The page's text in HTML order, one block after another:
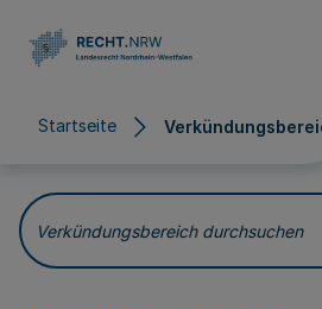
Startseite
Verkündungsbereich durchsuchen